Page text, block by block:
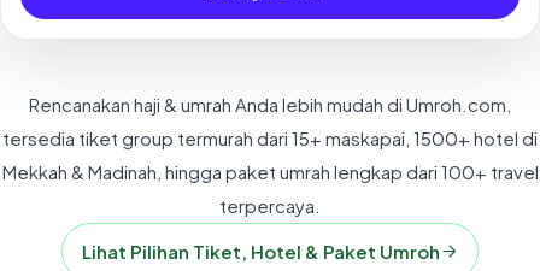
Rencanakan haji & umrah Anda lebih mudah di Umroh.com,
tersedia tiket group termurah dari 15+ maskapai, 1500+ hotel di
Mekkah & Madinah, hingga paket umrah lengkap dari 100+ travel
terpercaya.
Lihat Pilihan Tiket, Hotel & Paket Umroh